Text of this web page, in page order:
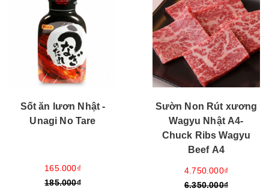
Sốt ăn lươn Nhật -
Unagi No Tare
165.000₫
185.000₫
Sườn Non Rút xương
Wagyu Nhật A4-
Chuck Ribs Wagyu
Beef A4
4.750.000₫
6.350.000₫